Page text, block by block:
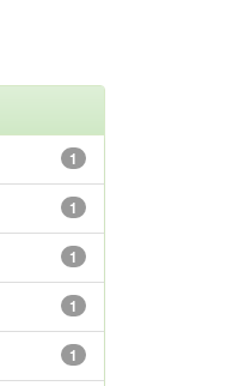
1
1
1
1
1